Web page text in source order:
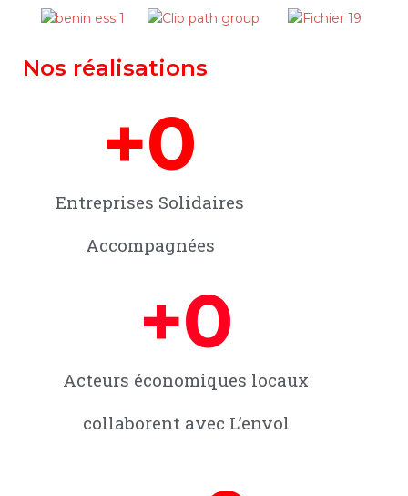
Nos réalisations
+0
Entreprises Solidaires
Accompagnées
+0
Acteurs économiques locaux
collaborent avec L’envol